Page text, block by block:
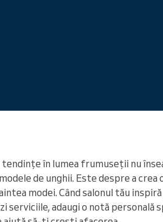
tendințe în lumea frumuseții nu
de unghii. Este despre a
modei. Când salonul tău
serviciile, adaugi o notă personală